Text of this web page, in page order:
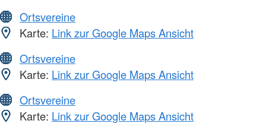
Ortsvereine
Karte: Link zur Google Maps Ansicht
Ortsvereine
Karte: Link zur Google Maps Ansicht
Ortsvereine
Karte: Link zur Google Maps Ansicht